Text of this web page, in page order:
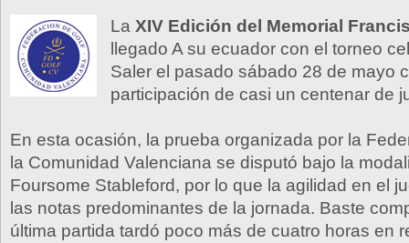
La XIV Edición del Memorial
llegado A su ecuador con el torneo
Saler el pasado sábado 28 de mayo
participación de casi un centenar de
En esta ocasión, la prueba organizada por la
la Comunidad Valenciana se disputó bajo la
Foursome Stableford, por lo que la agilidad en el
las notas predominantes de la jornada. Baste
última partida tardó poco más de cuatro horas en